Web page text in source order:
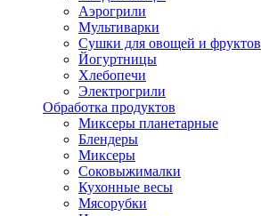
Аэрогрили
Мультиварки
Сушки для овощей и фруктов
Йогуртницы
Хлебопечи
Электрогрили
Обработка продуктов
Миксеры планетарные
Блендеры
Миксеры
Соковыжималки
Кухонные весы
Мясорубки